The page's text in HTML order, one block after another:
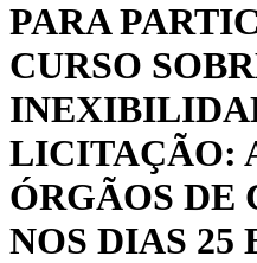
PARA
CURSO
LICITAÇÃO:
ÓRGÃOS DE
NOS DIAS 25